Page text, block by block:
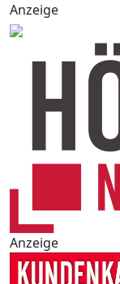
Anzeige
Anzeige